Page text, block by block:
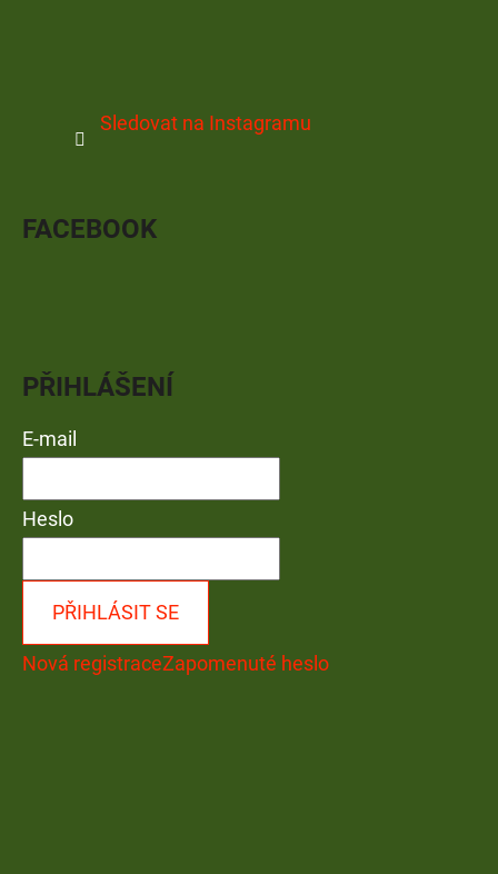
Sledovat na Instagramu
FACEBOOK
PŘIHLÁŠENÍ
E-mail
Heslo
PŘIHLÁSIT SE
Nová registraceZapomenuté heslo